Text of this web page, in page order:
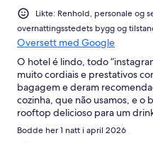
Likte: Renhold, personale og
overnattingsstedets bygg og
Oversett med Google
O hotel é lindo, todo
muito cordiais e prestativos
bagagem e deram
cozinha, que não usamos, e o
rooftop delicioso para um
Bodde her 1 natt i april 2026